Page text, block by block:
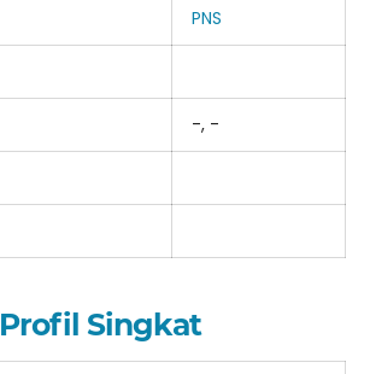
PNS
-, -
Profil Singkat